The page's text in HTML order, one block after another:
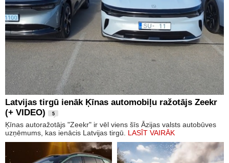
Latvijas tirgū ienāk Ķīnas automobiļu ražotājs Zeekr
(+ VIDEO)
5
Ķīnas autoražotājs "Zeekr" ir vēl viens šīs Āzijas valsts autobūves
uzņēmums, kas ienācis Latvijas tirgū. LASĪT VAIRĀK